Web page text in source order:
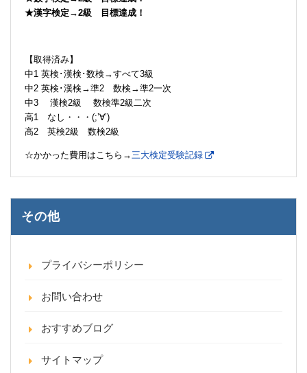
★漢字検定→2級 目標達成！
【取得済み】
中1 英検･漢検･数検→すべて3級
中2 英検･漢検→準2 数検→準2一次
中3 漢検2級 数検準2級二次
高1 なし・・・(;’∀’)
高2 英検2級 数検2級
☆かかった費用はこちら→ 三大検定受験記録
その他
プライバシーポリシー
お問い合わせ
おすすめブログ
サイトマップ